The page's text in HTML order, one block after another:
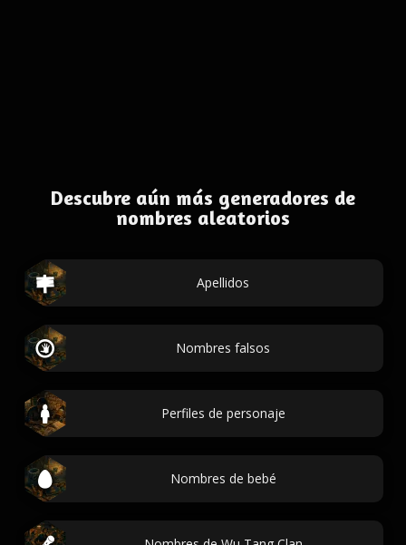
Descubre aún más generadores de
nombres aleatorios
Apellidos
Nombres falsos
Perfiles de personaje
Nombres de bebé